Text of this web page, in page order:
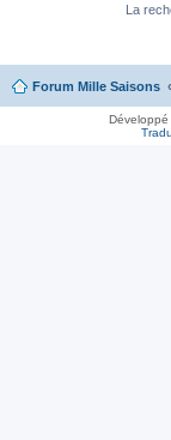
La
Forum Mille Saisons